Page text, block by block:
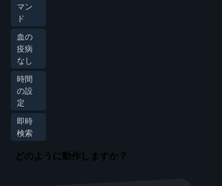
マン
ド
血の
疫病
なし
時間
の設
定
即時
検索
どのように動作しますか？